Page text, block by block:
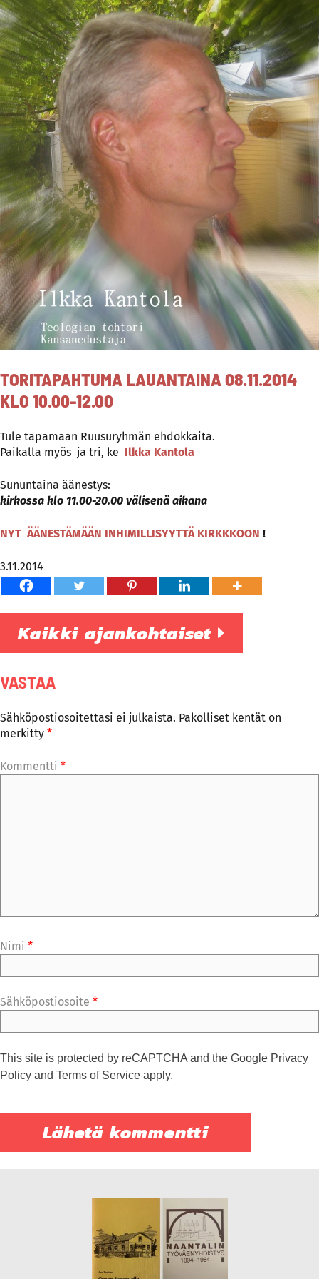
TORITAPAHTUMA LAUANTAINA 08.11.2014
KLO 10.00-12.00
Tule tapamaan Ruusuryhmän ehdokkaita.
Paikalla myös ja tri, ke Ilkka Kantola
Sununtaina äänestys:
kirkossa klo 11.00-20.00 välisenä aikana
NYT ÄÄNESTÄMÄÄN INHIMILLISYYTTÄ KIRKKKOON !
3.11.2014
Kaikki ajankohtaiset
VASTAA
Sähköpostiosoitettasi ei julkaista. Pakolliset kentät on
merkitty *
Kommentti *
Nimi *
Sähköpostiosoite *
This site is protected by reCAPTCHA and the Google Privacy
Policy and Terms of Service apply.